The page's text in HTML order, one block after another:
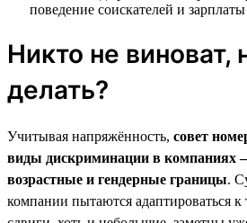
Никто не виноват,
делать?
Учитывая напряжённость, совет
виды дискриминации в компаниях
возрастные и гендерные границы.
компании пытаются адаптироваться